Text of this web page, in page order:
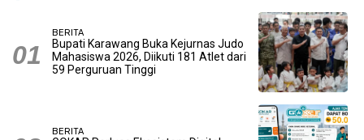
BERITA
Bupati Karawang Buka Kejurnas Judo
Mahasiswa 2026, Diikuti 181 Atlet dari
59 Perguruan Tinggi
BERITA